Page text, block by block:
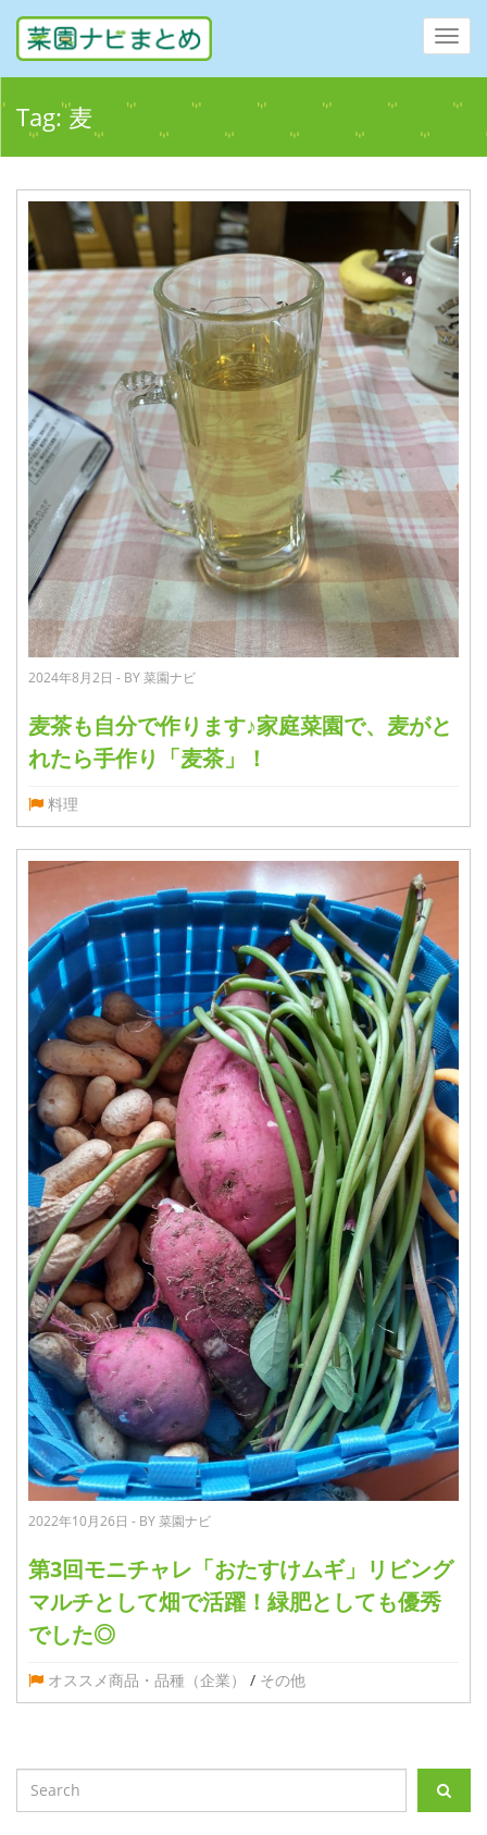
Tag:麦
2024年8月2日 - BY 菜園ナビ
麦茶も自分で作ります♪家庭菜園で、麦がと
れたら手作り「麦茶」！
料理
2022年10月26日 - BY 菜園ナビ
第3回モニチャレ「おたすけムギ」リビング
マルチとして畑で活躍！緑肥としても優秀
でした◎
オススメ商品・品種（企業） / その他